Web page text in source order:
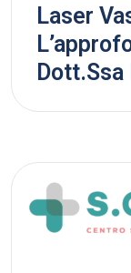
Laser